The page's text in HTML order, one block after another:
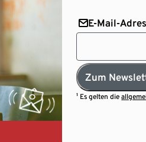
E-Mail-
Zum
¹ Es gelten die